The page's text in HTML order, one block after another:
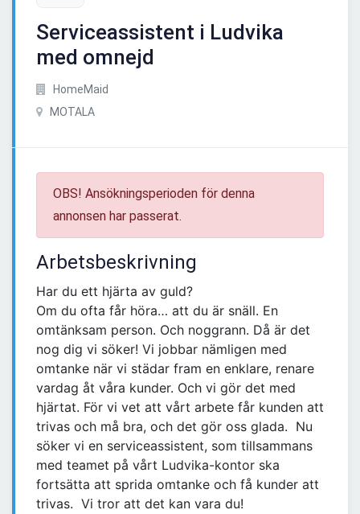
Serviceassistent i Ludvika
med omnejd
HomeMaid
MOTALA
OBS! Ansökningsperioden för denna
annonsen har passerat.
Arbetsbeskrivning
Har du ett hjärta av guld?
Om du ofta får höra… att du är snäll. En
omtänksam person. Och noggrann. Då är det
nog dig vi söker! Vi jobbar nämligen med
omtanke när vi städar fram en enklare, renare
vardag åt våra kunder. Och vi gör det med
hjärtat. För vi vet att vårt arbete får kunden att
trivas och må bra, och det gör oss glada. Nu
söker vi en serviceassistent, som tillsammans
med teamet på vårt Ludvika-kontor ska
fortsätta att sprida omtanke och få kunder att
trivas. Vi tror att det kan vara du!